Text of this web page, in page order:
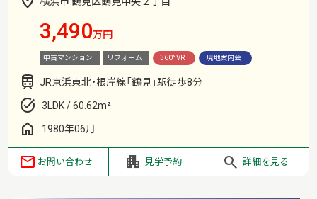
3,490万円
中古マンション リフォーム 360°VR 現地案内会
JR京浜東北・根岸線「鶴見」駅徒歩8分
3LDK / 60.62m²
1980年06月
お問い合わせ 見学予約 詳細を見る